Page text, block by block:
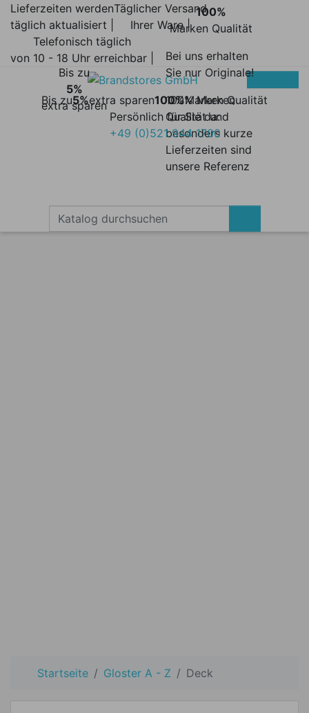
Lieferzeiten werden
täglich aktualisiert |
Täglicher Versand
Ihrer Ware |
Telefonisch täglich
von 10 - 18 Uhr erreichbar |
Bis zu5%extra sparen
Bis zu
5%
extra sparen
100%Marken Qualität
100%
Marken Qualität
Bei uns erhalten
Sie nur Originale!
100% Marken
Qualität und
besonders kurze
Lieferzeiten sind
unsere Referenz
Persönlich für Sie da:
+49 (0)521 944 1700
Startseite Gloster A - Z Deck